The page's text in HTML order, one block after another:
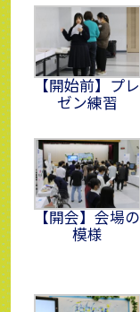
【開始前】プレ
ゼン練習
【開会】会場の
模様